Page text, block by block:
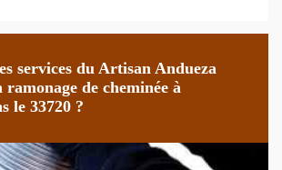
services du Artisan Andueza
de cheminée à
le 33720 ?